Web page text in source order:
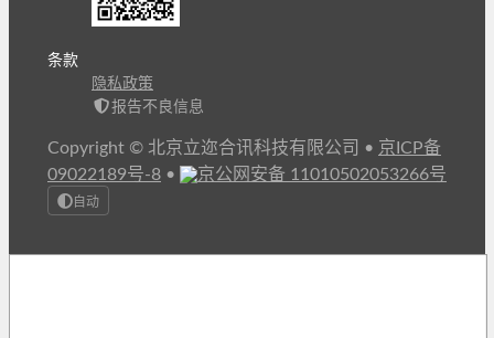
条款
隐私政策
报告不良信息
Copyright © 北京立迩合讯科技有限公司 • 京ICP备
09022189号-8 • 京公网安备 11010502053266号
自动